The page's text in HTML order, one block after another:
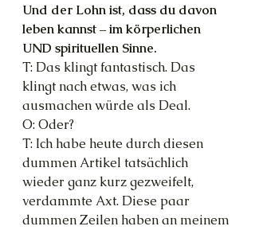
Und der Lohn ist, dass du davon
leben kannst – im körperlichen
UND spirituellen Sinne.
T: Das klingt fantastisch. Das
klingt nach etwas, was ich
ausmachen würde als Deal.
O: Oder?
T: Ich habe heute durch diesen
dummen Artikel tatsächlich
wieder ganz kurz gezweifelt,
verdammte Axt. Diese paar
dummen Zeilen haben an meinem